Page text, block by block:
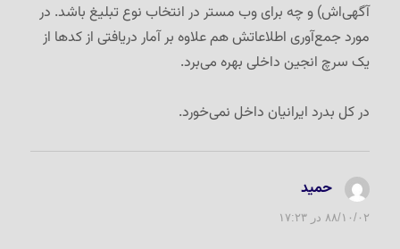
آگهی‌اش) و چه برای وب مستر در انتخاب نوع تبلیغ باشد. در
مورد جمع‌آوری اطلاعاتش هم علاوه بر آمار دریافتی از کدها از
یک سرچ انجین داخلی بهره می‌برد.
در کل بدرد ایرانیان داخل نمی‌خورد.
حمید
۸۸/۱۰/۰۲ در ۱۷:۲۳